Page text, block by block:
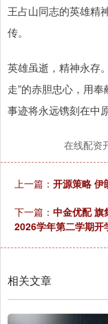
王占山同志的英雄精
传。
英雄虽逝，精神永存
走”的赤胆忠心，用
事迹将永远镌刻在中
在线配资
上一篇： 开源策略 伊
下一篇： 中金优配 旗
2026学年第二学期开
相关文章